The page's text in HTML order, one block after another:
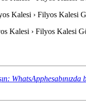
Kalesi › Filyos Kalesi
Kalesi › Filyos Kalesi
WhatsApphesabınızda